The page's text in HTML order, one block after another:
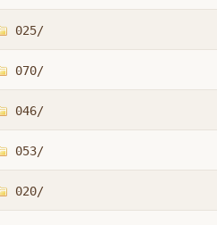
025/
070/
046/
053/
020/